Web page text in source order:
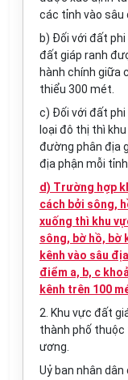
các tỉnh vào sâu
b) Đối với đất
đất giáp ranh
hành chính giữa
thiểu 300 mét.
c) Đối với đất
loại đô thị thì
đường phân địa
địa phận mỗi
d) Trường hợp
cách bởi sông,
xuống thì khu
sông, bờ hồ, bờ
kênh vào sâu
điểm a, b, c
kênh trên 100
2. Khu vực đất
thành phố
ương.
Uỷ ban nhân